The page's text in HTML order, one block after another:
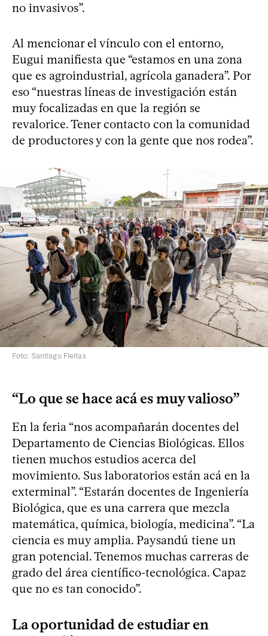
no invasivos”.
Al mencionar el vínculo con el entorno,
Eugui manifiesta que “estamos en una zona
que es agroindustrial, agrícola ganadera”. Por
eso “nuestras líneas de investigación están
muy focalizadas en que la región se
revalorice. Tener contacto con la comunidad
de productores y con la gente que nos rodea”.
Foto: Santiago Fleitas
“Lo que se hace acá es muy valioso”
En la feria “nos acompañarán docentes del
Departamento de Ciencias Biológicas. Ellos
tienen muchos estudios acerca del
movimiento. Sus laboratorios están acá en la
exterminal”. “Estarán docentes de Ingeniería
Biológica, que es una carrera que mezcla
matemática, química, biología, medicina”. “La
ciencia es muy amplia. Paysandú tiene un
gran potencial. Tenemos muchas carreras de
grado del área científico-tecnológica. Capaz
que no es tan conocido”.
La oportunidad de estudiar en